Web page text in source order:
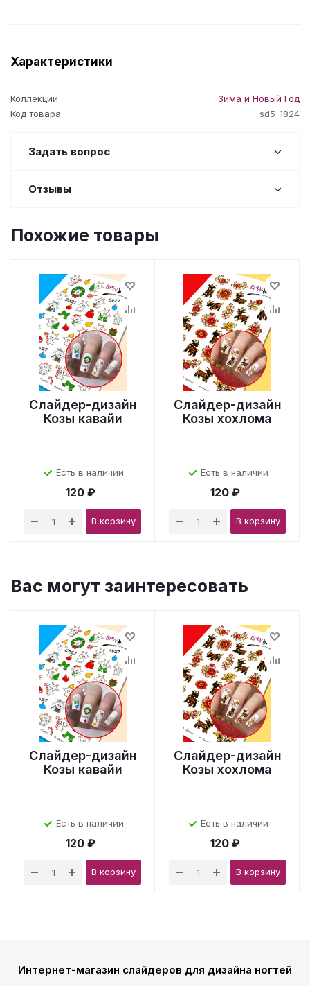
Характеристики
Коллекции
Зима и Новый Год
Код товара
sd5-1824
Задать вопрос
Отзывы
Похожие товары
Слайдер-дизайн
Козы кавайи
Есть в наличии
120 ₽
В корзину
Слайдер-дизайн
Козы хохлома
Есть в наличии
120 ₽
В корзину
Вас могут заинтересовать
Слайдер-дизайн
Козы кавайи
Есть в наличии
120 ₽
В корзину
Слайдер-дизайн
Козы хохлома
Есть в наличии
120 ₽
В корзину
Интернет-магазин слайдеров для дизайна ногтей